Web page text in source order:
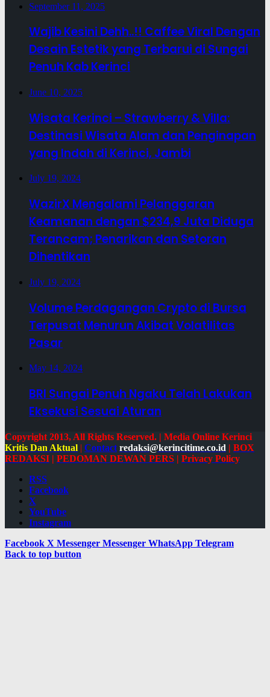
September 11, 2025
Wajib Kesini Dehh..!! Caffee Viral Dengan
Desain Estetik yang Terbarui di Sungai
Penuh Kab Kerinci
June 10, 2025
Wisata Kerinci – Strawberry & Villa:
Destinasi Wisata Alam dan Penginapan
yang Indah di Kerinci, Jambi
July 19, 2024
WazirX Mengalami Pelanggaran
Keamanan dengan $234,9 Juta Diduga
Terancam; Penarikan dan Setoran
Dihentikan
July 19, 2024
Volume Perdagangan Crypto di Bursa
Terpusat Menurun Akibat Volatilitas
Pasar
May 14, 2024
BRI Sungai Penuh Ngaku Telah Lakukan
Eksekusi Sesuai Aturan
Copyright 2013, All Rights Reserved. | Media Online Kerinci
Kritis Dan Aktual | Contact redaksi@kerincitime.co.id | BOX
REDAKSI | PEDOMAN DEWAN PERS | Privacy Policy
RSS
Facebook
X
YouTube
Instagram
Facebook X Messenger Messenger WhatsApp Telegram
Back to top button